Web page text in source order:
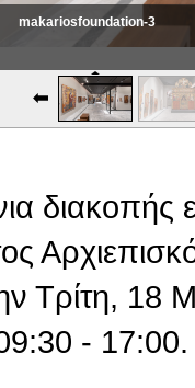
makariosfoundation-3
διακοπής
Τρίτη,
- 17:00.